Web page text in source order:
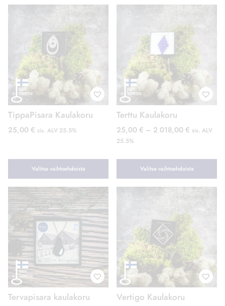
TippaPisara Kaulakoru
25,00 € sis. ALV 25.5%
Valitse vaihtoehdoista
Tällä
tuotteella
on
useampi
muunnelma.
tehdä
valinnat
tuotteen
sivulla.
Terttu Kaulakoru
25,00 € – 2 018,00 €
2
018,00 €
sis. ALV
25.5%
Valitse vaihtoehdoista
Tällä
muunnelma.
Voit
tehdä
valinnat
tuotteen
sivulla.
Tervapisara kaulakoru Vertigo Kaulakoru